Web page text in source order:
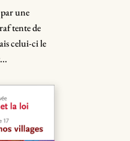
une
tente de
celui-ci le